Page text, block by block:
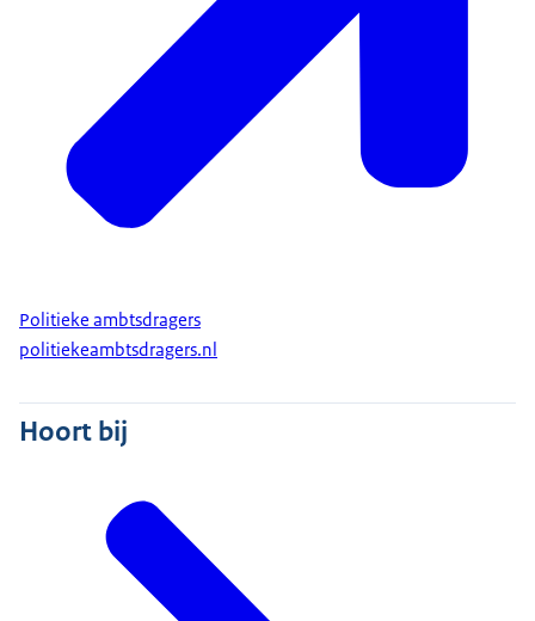
Politieke ambtsdragers
politiekeambtsdragers.nl
Hoort bij